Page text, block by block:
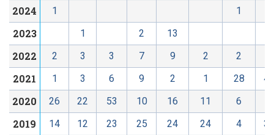
2024 1 1
2023 1 2 13
2022 2 3 3 7 9 2 2
2021 1 3 6 9 2 1 28 40
2020 26 22 53 10 16 11 6
2019 14 12 23 25 24 24 4 39